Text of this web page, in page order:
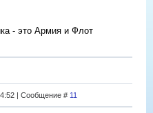
- это Армия и Флот
| Сообщение # 11